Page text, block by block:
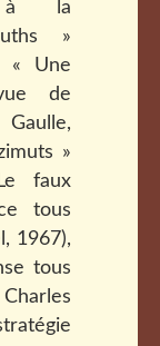
à la
»
« Une
de
»
faux
tous
1967),
tous